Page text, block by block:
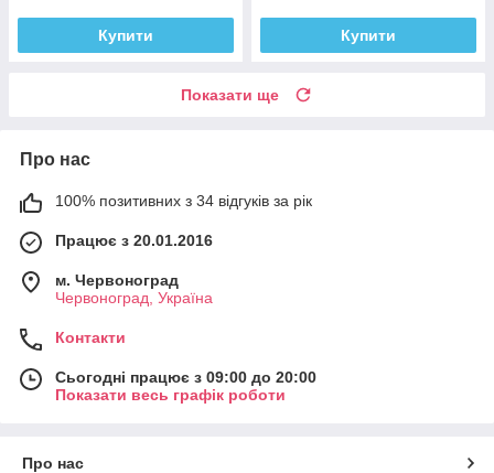
Купити Купити
Показати ще
Про нас
100% позитивних з 34 відгуків за рік
Працює з 20.01.2016
м. Червоноград
Червоноград, Україна
Контакти
Сьогодні працює з 09:00 до 20:00
Показати весь графік роботи
Про нас